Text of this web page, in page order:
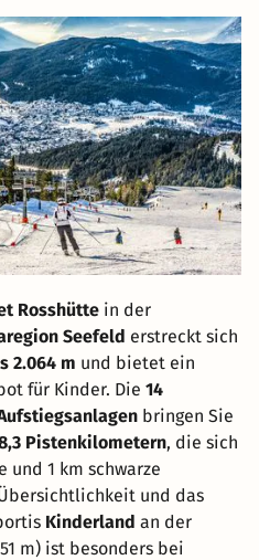
Rosshütte in der
Seefeld erstreckt sich
2.064 m und bietet ein
für Kinder. Die 14
bringen Sie
Pistenkilometern, die sich
und 1 km schwarze
und das
Kinderland an der
m) ist besonders bei